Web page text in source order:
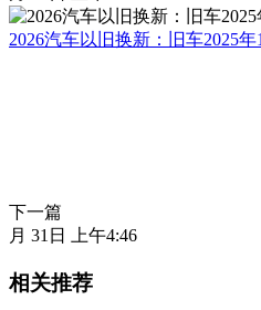
2026汽车以旧换新：旧车2025
下一篇
月 31日 上午4:46
相关推荐